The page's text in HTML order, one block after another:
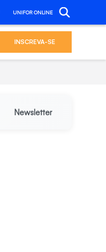
UNIFOR ONLINE
INSCREVA-SE
Newsletter